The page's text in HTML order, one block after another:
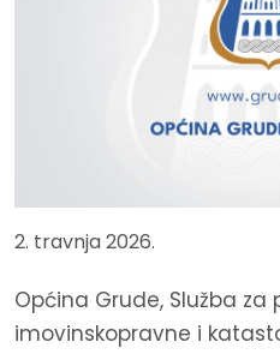
2. travnja 2026.
Općina Grude, Služba za
imovinskopravne i